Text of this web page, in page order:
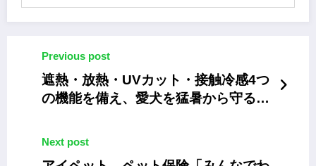
Previous post
遮熱・放熱・UVカット・接触冷感4つ
の機能を備え、愛犬を猛暑から守る
Next post